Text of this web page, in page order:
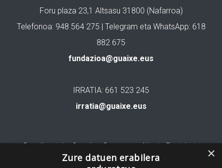
Foru plaza 23,1 Altsasu 31800 (Nafarroa)
Telefonoa: 948 564 275 | Telegram eta WhatsApp: 618
882 675
fundazioa@guaixe.eus
IRRATIA: 661 523 245
irratia@guaixe.eus
Gure lizentzia: Creative Commons Aitortu Partekatu ×
Zure datuen erabilera